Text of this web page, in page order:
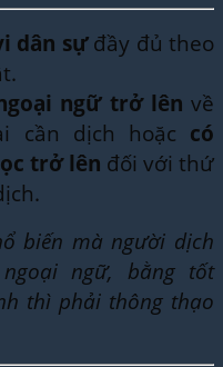
dân sựđầy đủ theo
ngữ trở lên về
cần dịch hoặc có
trở lên đối với thứ
biến mà người dịch
ngữ, bằng tốt
thì phải thông thạo